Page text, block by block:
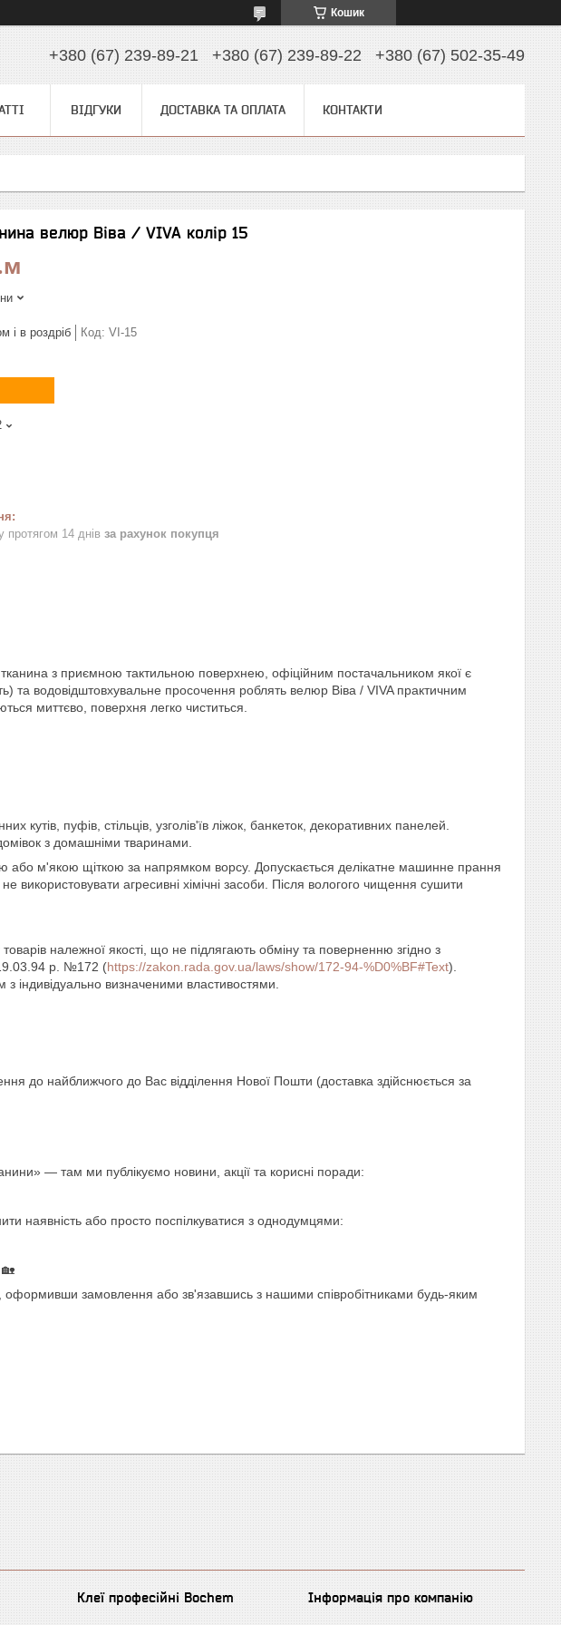
Кошик
+380 (67) 239-89-21 +380 (67) 239-89-22 +380 (67) 502-35-49
ВІДГУКИ ДОСТАВКА ТА ОПЛАТА КОНТАКТИ
велюр Віва / VIVA колір 15
і в роздріб Код: VI-15
протягом 14 днів за рахунок покупця
з приємною тактильною поверхнею, офіційним постачальником якої є
та водовідштовхувальне просочення роблять велюр Віва / VIVAпрактичним
миттєво, поверхня легко чиститься.
кутів, пуфів, стільців, узголів'їв ліжок, банкеток, декоративних панелей.
з домашніми тваринами.
або м'якою щіткою за напрямком ворсу. Допускається делікатне машинне прання
агресивні хімічні засоби. Після вологого чищення сушити
належної якості, що не підлягають обміну та поверненню згідно з
19.03.94 р. №172 (https://zakon.rada.gov.ua/laws/show/172-94-%D0%BF#Text).
індивідуально визначеними властивостями.
до найближчого до Вас відділення Нової Пошти (доставка здійснюється за
— там ми публікуємо новини, акції та корисні поради:
наявність або просто поспілкуватися з однодумцями:
оформивши замовлення або зв'язавшись з нашими співробітниками будь-яким
Клеї професійні Bochem Інформація про компанію